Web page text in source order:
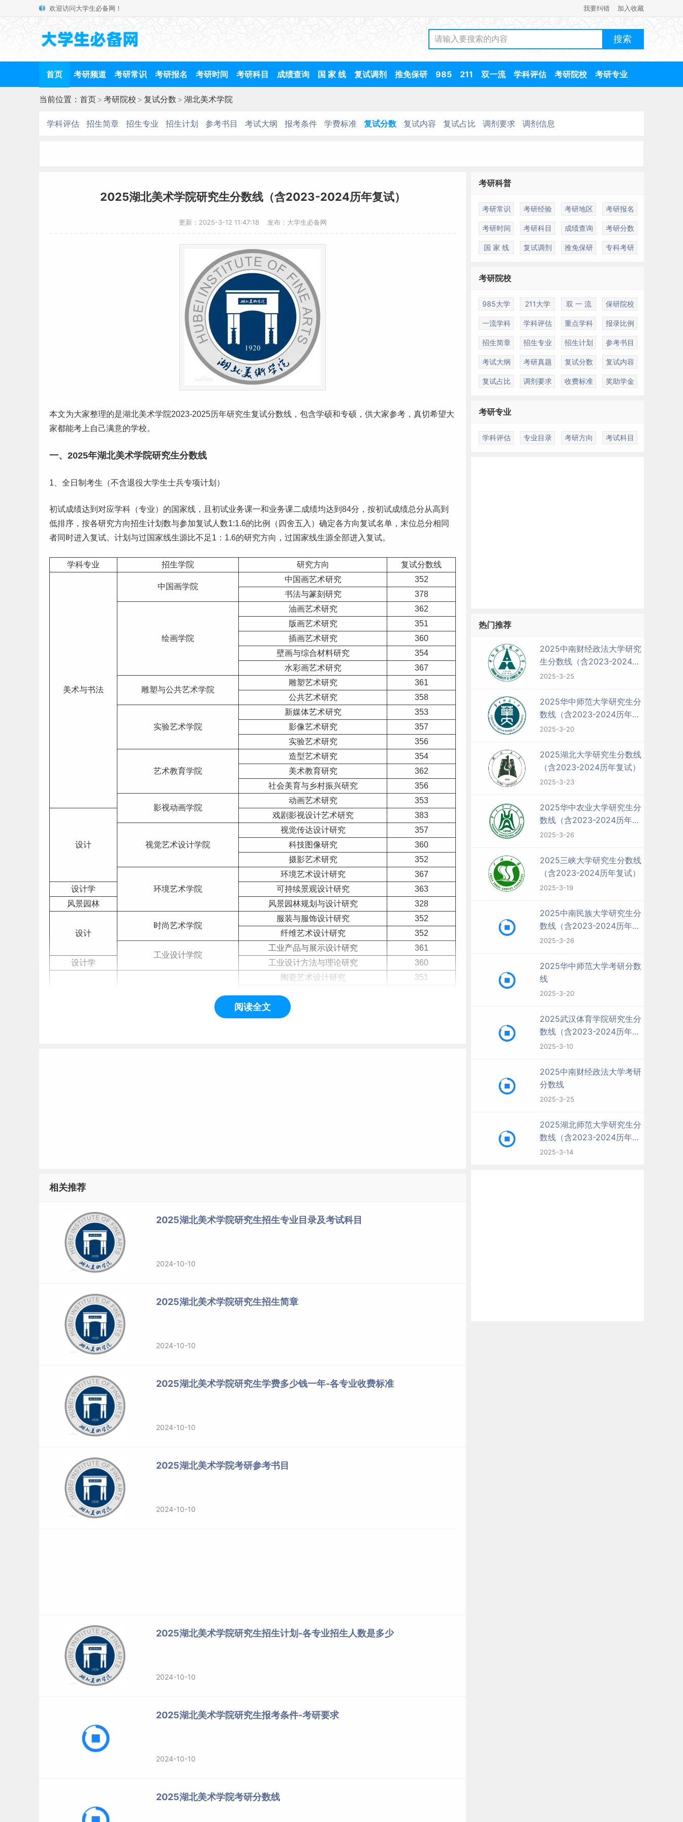
欢迎访问大学生必备网！ 我要纠错 加入收藏
首页 考研频道 考研常识 考研报名 考研时间 考研科目 成绩查询 国 家 线 复试调剂 推免保研 985 211 双一流 学科评估 考研院校 考研专业
当前位置： 首页> 考研院校 > 复试分数 > 湖北美术学院
学科评估 招生简章 招生专业 招生计划 参考书目 考试大纲 报考条件 学费标准 复试分数 复试内容 复试占比 调剂要求 调剂信息
2025湖北美术学院研究生分数线（含2023-2024历年复试）
更新：2025-3-12 11:47:18 发布：大学生必备网
本文为大家整理的是湖北美术学院2023-2025历年研究生复试分数线 ，包含学硕和专硕，供大家参考，真切希望大
家都能考上自己满意的学校。
一、2025年湖北美术学院研究生分数线
1、全日制考生（不含退役大学生士兵专项计划）
初试成绩达到对应学科（专业）的国家线，且初试业务课一和业务课二成绩均达到84分，按初试成绩总分从高到
低排序，按各研究方向招生计划数与参加复试人数1:1.6的比例（四舍五入）确定各方向复试名单，末位总分相同
者同时进入复试。计划与过国家线生源比不足1：1.6的研究方向，过国家线生源全部进入复试。
学科专业 招生学院 研究方向 复试分数线
美术与书法
中国画学院
中国画艺术研究
352
书法与篆刻研究
378
绘画学院
油画艺术研究
362
版画艺术研究
351
插画艺术研究
360
壁画与综合材料研究
354
水彩画艺术研究
367
雕塑与公共艺术学院
雕塑艺术研究
361
公共艺术研究
358
实验艺术学院
新媒体艺术研究
353
影像艺术研究
357
实验艺术研究
356
艺术教育学院
造型艺术研究
354
美术教育研究
362
社会美育与乡村振兴研究
356
影视动画学院
动画艺术研究 353
设计
戏剧影视设计艺术研究 383
视觉艺术设计学院
视觉传达设计研究
357
科技图像研究
360
摄影艺术研究
352
环境艺术学院
环境艺术设计研究
367
设计学
可持续景观设计研究
363
风景园林
风景园林规划与设计研究 328
设计
时尚艺术学院
服装与服饰设计研究
352
纤维艺术设计研究
352
工业设计学院
工业产品与展示设计研究
361
设计学
工业设计方法与理论研究 360
陶瓷艺术设计研究
351
大漆艺术研究
满分=100分
满分=150分
专业学位
（非全日制）
单科成绩、初试总分均无限制，按初试成绩总分从高到低排序（排序不分学位类别、院系、专业、方向等），按本
年度退役士兵专项计划数（共5名）与参加复试人数1:1.6的比例确定复试名单，末位总分相同者同时进入复试。
类别
专业学位（全日制）
二、2024年湖北美术学院研究生分数线
湖北美术学院关于公布2024年硕士研究生招生考试进入复试的基本要求与复试名单的公告
各位考生：
根据国家教育部公布的《2024年全国硕士研究生招生考试考生进入复试的初试成绩基本要求》（国家分数线），
结合我校实际情况，经学校研究审议，我校2024年硕士研究生招生考试第一
有关说明公布如下（含全日制与非全日制）：
阅读全文
相关推荐
2025湖北美术学院研究生招生专业目录及考试科目
2024-10-10
2025湖北美术学院研究生招生简章
2024-10-10
2025湖北美术学院研究生学费多少钱一年-各专业收费标准
2024-10-10
2025湖北美术学院考研参考书目
2024-10-10
2025湖北美术学院研究生招生计划-各专业招生人数是多少
2024-10-10
2025湖北美术学院研究生报考条件-考研要求
2024-10-10
2025湖北美术学院考研分数线
考研科普
考研常识 考研经验 考研地区 考研报名
考研时间 考研科目 成绩查询 考研分数
国 家 线 复试调剂 推免保研 专科考研
考研院校
985大学 211大学 双 一 流 保研院校
一流学科 学科评估 重点学科 报录比例
招生简章 招生专业 招生计划 参考书目
考试大纲 考研真题 复试分数 复试内容
复试占比 调剂要求 收费标准 奖助学金
考研专业
学科评估 专业目录 考研方向 考试科目
热门推荐
2025中南财经政法大学研究
生分数线（含2023-2024历
年复试）
2025-3-25
2025华中师范大学研究生分
数线（含2023-2024历年复
试）
2025-3-20
2025湖北大学研究生分数线
（含2023-2024历年复试）
2025-3-23
2025华中农业大学研究生分
数线（含2023-2024历年复
试）
2025-3-26
2025三峡大学研究生分数线
（含2023-2024历年复试）
2025-3-19
2025中南民族大学研究生分
数线（含2023-2024历年复
试）
2025-3-26
2025华中师范大学考研分数
线
2025-3-20
2025武汉体育学院研究生分
数线（含2023-2024历年复
试）
2025-3-10
2025中南财经政法大学考研
分数线
2025-3-25
2025湖北师范大学研究生分
数线（含2023-2024历年复
试）
2025-3-14